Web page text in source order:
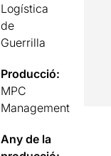
Logística
de
Guerrilla
Producció:
MPC
Management
Any de la